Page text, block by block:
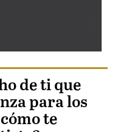
de ti que
para los
te